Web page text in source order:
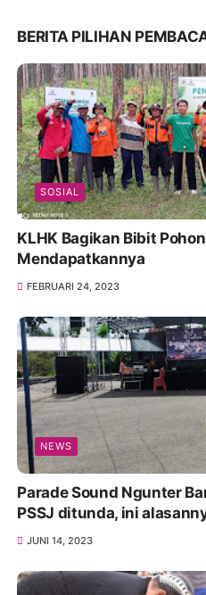
BERITA PILIHAN
SOSIAL
KLHK Bagikan Bibit
Mendapatkannya
FEBRUARI 24, 2023
NEWS
Parade Sound Ngunter
PSSJ ditunda, ini
JUNI 14, 2023